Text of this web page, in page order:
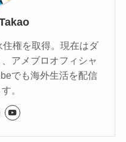
権を取得。現在はダ
アメブロオフィシャ
でも海外生活を配信
。